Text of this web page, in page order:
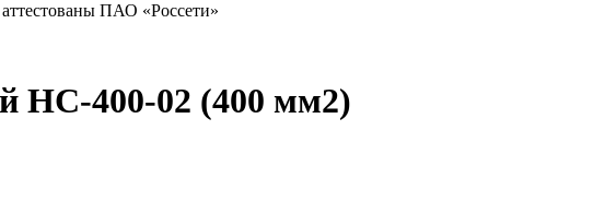
ПАО «Россети»
НС-400-02 (400 мм2)